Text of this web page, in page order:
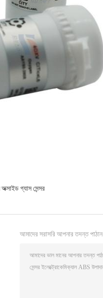
গ্যাস সেন্সর
আমাদের সরাসরি আপনার তদন্ত পাঠান